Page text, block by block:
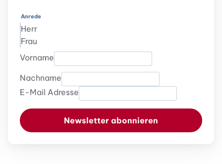
Anrede
Herr
Frau
Vorname
Nachname
E-Mail Adresse
Newsletter abonnieren